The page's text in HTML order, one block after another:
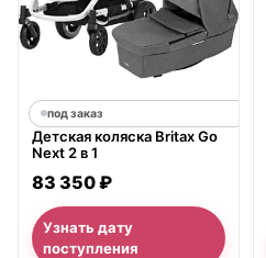
под заказ
Детская коляска Britax Go
Next 2 в 1
83 350 ₽
Узнать дату
поступления